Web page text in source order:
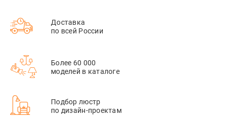
Доставка
по всей России
Более 60 000
моделей в каталоге
Подбор люстр
по дизайн-проектам